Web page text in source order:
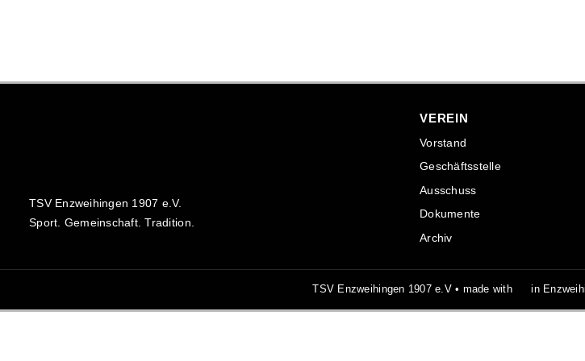
TSV Enzweihingen 1907 e.V.
Sport. Gemeinschaft. Tradition.
VEREIN
Vorstand
Geschäftsstelle
Ausschuss
Dokumente
Archiv
TSV Enzweihingen 1907 e.V • made with in